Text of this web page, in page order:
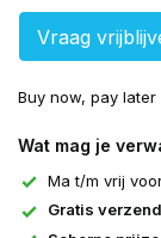
Vraag
Buy now, pay later
Wat mag je
Ma t/m vrij
Gratis